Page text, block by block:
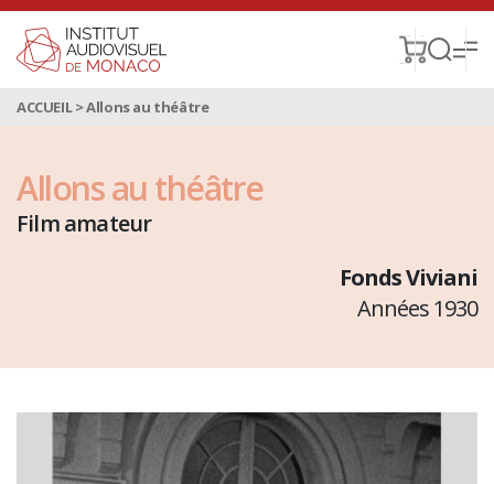
ACCUEIL>Allons au théâtre
Allons au théâtre
Film amateur
Fonds Viviani
Années 1930